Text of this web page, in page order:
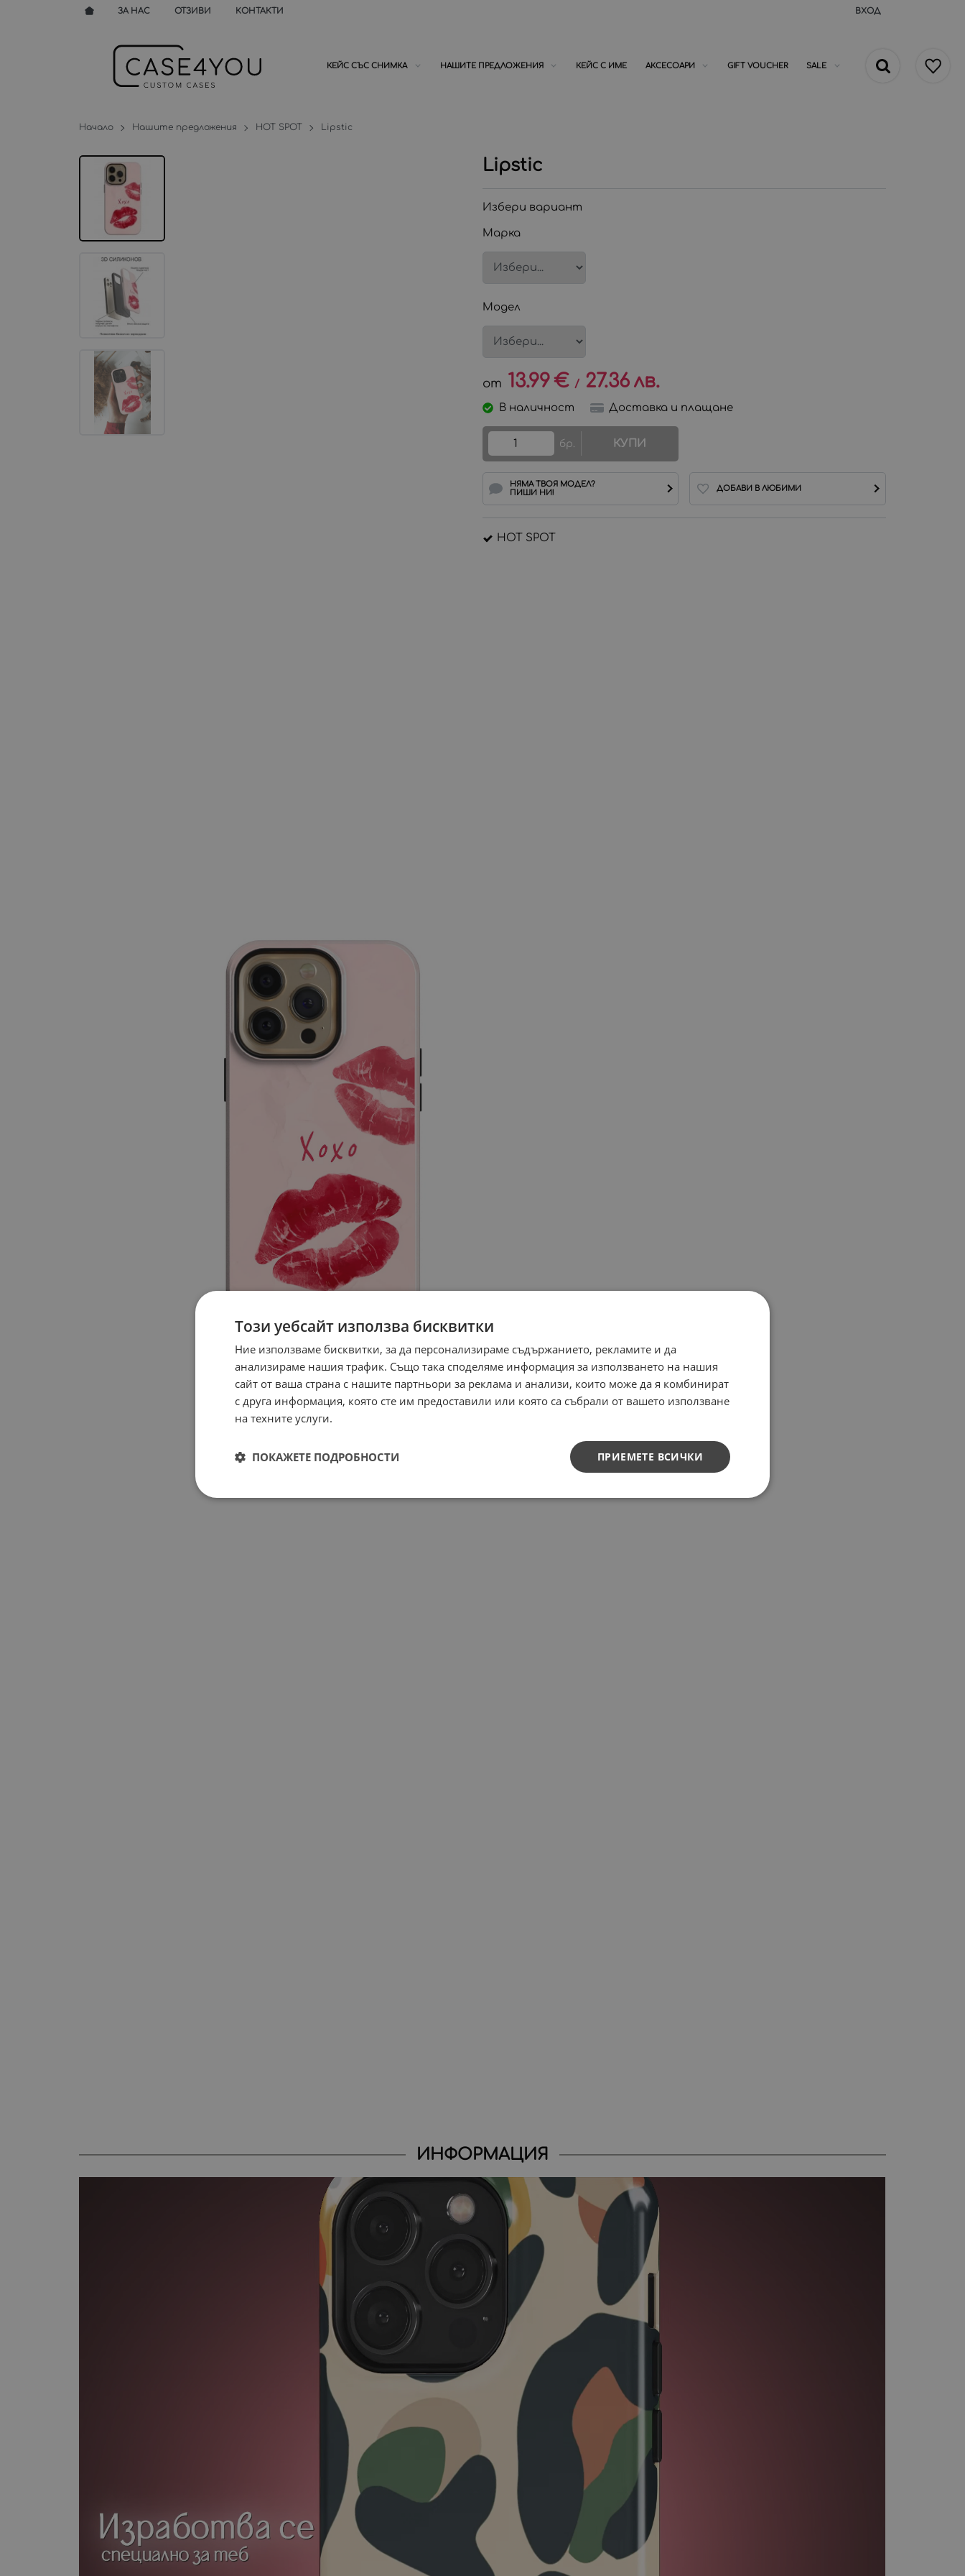
ЗА НАС ОТЗИВИ КОНТАКТИ ВХОД
КЕЙС СЪС СНИМКА НАШИТЕ ПРЕДЛОЖЕНИЯ КЕЙС С ИМЕ АКСЕСОАРИ GIFT VOUCHER SALE
Начало Нашите предложения HOT SPOT Lipstic
Lipstic
Избери вариант
Марка
Модел
13.99€ / 27.36 лв.
В наличност Доставка и плащане
бр. КУПИ
НЯМА ТВОЯ МОДЕЛ?
ПИШИ НИ!
ДОБАВИ В ЛЮБИМИ
HOT SPOT
ИНФОРМАЦИЯ
Този уебсайт използва бисквитки
Ние използваме бисквитки, за да персонализираме съдържанието, рекламите и да
анализираме нашия трафик. Също така споделяме информация за използването на нашия
сайт от ваша страна с нашите партньори за реклама и анализи, които може да я комбинират
с друга информация, която сте им предоставили или която са събрали от вашето използване
на техните услуги.
ПРИЕМЕТЕ ВСИЧКИ
ПОКАЖЕТЕ ПОДРОБНОСТИ